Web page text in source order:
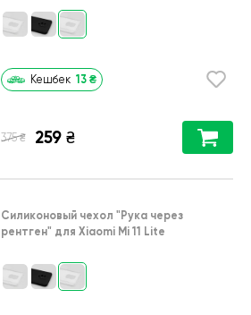
Кешбек 13 ₴
375 ₴ 259 ₴
Силиконовый чехол "Рука через
рентген" для Xiaomi Mi 11 Lite